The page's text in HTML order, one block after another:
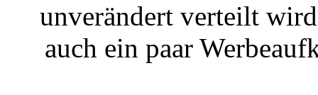
unverändert verteilt
auch ein paar